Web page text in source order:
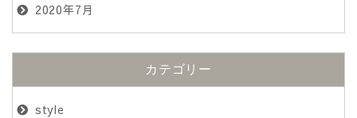
2020年7月
カテゴリー
style